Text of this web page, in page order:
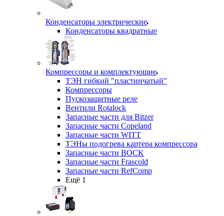
Конденсаторы электрические
Конденсаторы квадратные
Компрессоры и комплектующие
ТЭН гибкий "пластинчатый"
Компрессоры
Пускозащитные реле
Вентили Rotalock
Запасные части для Bitzer
Запасные части Copeland
Запасные части WITT
ТЭНы подогрева картера компрессора
Запасные части BOCK
Запасные части Frascold
Запасные части RefComp
Ещё 1